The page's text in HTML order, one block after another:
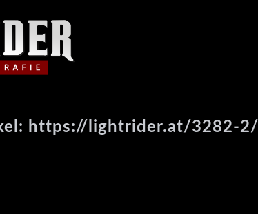
https://lightrider.at/3282-2/